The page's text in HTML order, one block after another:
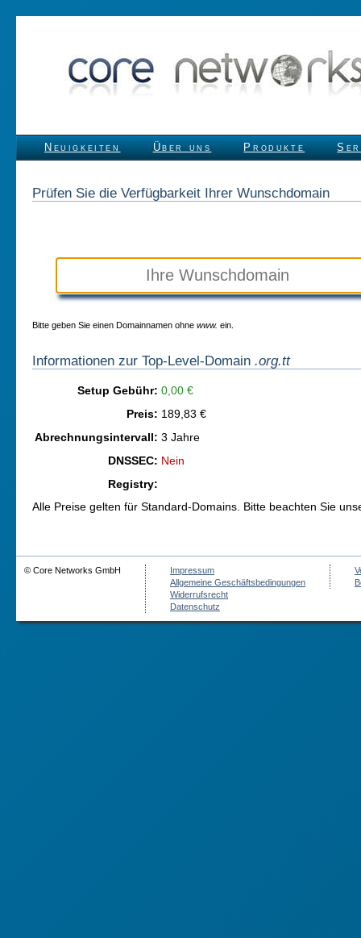
Neuigkeiten Über uns Produkte
Prüfen Sie die Verfügbarkeit Ihrer Wunschdomain
Bitte geben Sie einen Domainnamen ohne www. ein.
Informationen zur Top-Level-Domain .org.tt
Setup Gebühr: 0,00 €
Preis: 189,83 €
Abrechnungsintervall: 3 Jahre
DNSSEC: Nein
Registry:
Alle Preise gelten für Standard-Domains. Bitte beachten Sie
© Core Networks GmbH
Impressum
Allgemeine Geschäftsbedingungen
Widerrufsrecht
Datenschutz